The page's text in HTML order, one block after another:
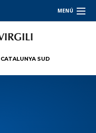
MENÚ
CATALUNYA SUD